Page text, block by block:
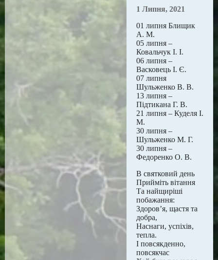
1 Липня, 2021
01 липня Блищик
А. М.
05 липня –
Ковальчук І. І.
06 липня –
Васковець І. Є.
07 липня
Шульженко В. В.
13 липня –
Підтикана Г. В.
21 липня – Куделя І.
М.
30 липня –
Шульженко М. Г.
30 липня –
Федоренко О. В.
В святковий день
Прийміть вітання
Та найщиріші
побажання:
Здоров’я, щастя та
добра,
Наснаги, успіхів,
тепла.
І повсякденно,
повсякчас